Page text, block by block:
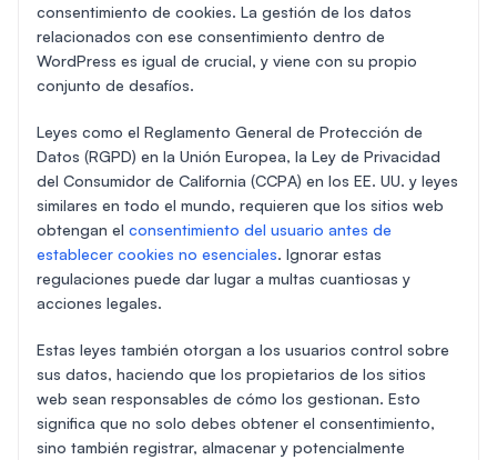
consentimiento de cookies. La gestión de los datos
relacionados con ese consentimiento dentro de
WordPress es igual de crucial, y viene con su propio
conjunto de desafíos.
Leyes como el Reglamento General de Protección de
Datos (RGPD) en la Unión Europea, la Ley de Privacidad
del Consumidor de California (CCPA) en los EE. UU. y leyes
similares en todo el mundo, requieren que los sitios web
obtengan el consentimiento del usuario antes de
establecer cookies no esenciales. Ignorar estas
regulaciones puede dar lugar a multas cuantiosas y
acciones legales.
Estas leyes también otorgan a los usuarios control sobre
sus datos, haciendo que los propietarios de los sitios
web sean responsables de cómo los gestionan. Esto
significa que no solo debes obtener el consentimiento,
sino también registrar, almacenar y potencialmente